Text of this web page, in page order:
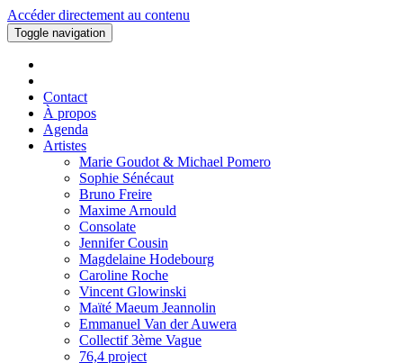
Accéder directement au contenu
Toggle navigation
Contact
À propos
Agenda
Artistes
Marie Goudot & Michael Pomero
Sophie Sénécaut
Bruno Freire
Maxime Arnould
Consolate
Jennifer Cousin
Magdelaine Hodebourg
Caroline Roche
Vincent Glowinski
Maïté Maeum Jeannolin
Emmanuel Van der Auwera
Collectif 3ème Vague
76,4 project